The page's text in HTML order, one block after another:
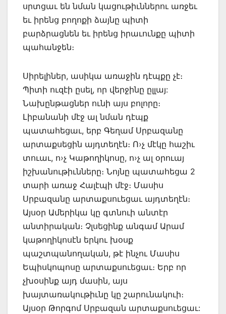
սրտցաւ են նման կացութիւններու առջեւ
եւ իրենց բողոքի ձայնը պիտի
բարձրացնեն եւ իրենց իրաւունքը պիտի
պահանջեն։
Սիրելիներ, ասիկա առաջին դէպքը չէ։
Պիտի ուզէի ըսել, որ վերջինը ըլլայ:
Նախընթացներ ունի այս բոլորը։
Լիբանանի մէջ ալ նման դէպք
պատահեցաւ, երբ Գեղամ Սրբազանը
արտաքսեցին այդտեղէն։ Ո›չ մէկը հաշիւ
տուաւ, ո›չ Կաթողիկոսը, ո›չ ալ օրուայ
իշխանութիւնները։ Նոյնը պատահեցա 2
տարի առաջ Հալէպի մէջ։ Մասիս
Սրբազանը արտաքսուեցաւ այդտեղէն։
Այսօր Ամերիկա կը գտնուի անտէր
անտիրական։ Չլսեցինք անգամ Արամ
կաթողիկոսէն երկու խօսք
պաշտպանողական, թէ ինչու Մասիս
Եպիսկոպոսը արտաքսուեցաւ։ Երբ որ
չխօսինք այդ մասին, այս
խայտառակութիւնը կը շարունակուի։
Այսօր Թորգոմ Սրբազան արտաքսուեցաւ: